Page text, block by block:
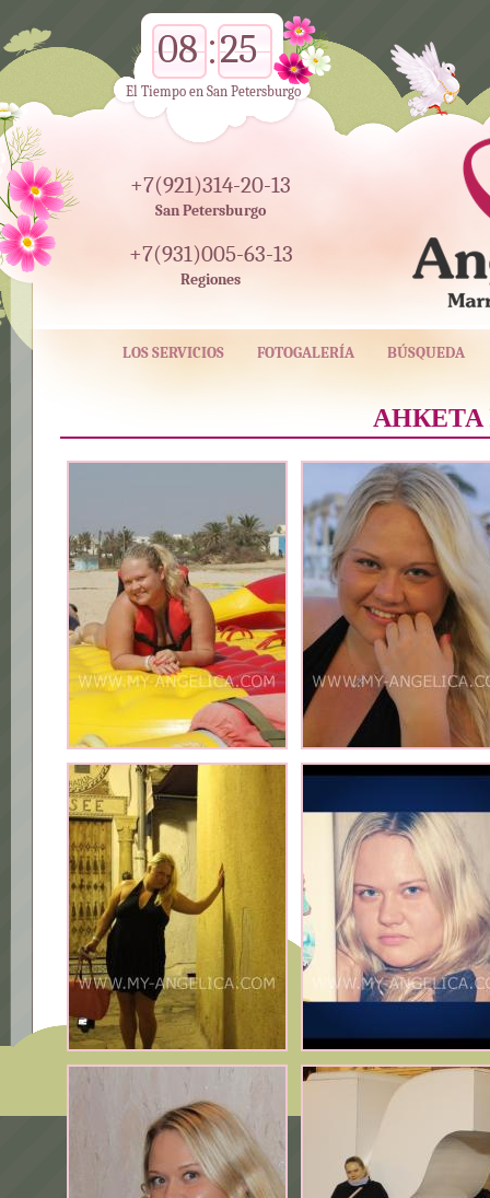
+7(921)314-20-13
San Petersburgo
+7(931)005-63-13
Regiones
08 25
El Tiempo en San Petersburgo
LOS SERVICIOS FOTOGALERÍA BÚSQUEDA
АНКЕТА